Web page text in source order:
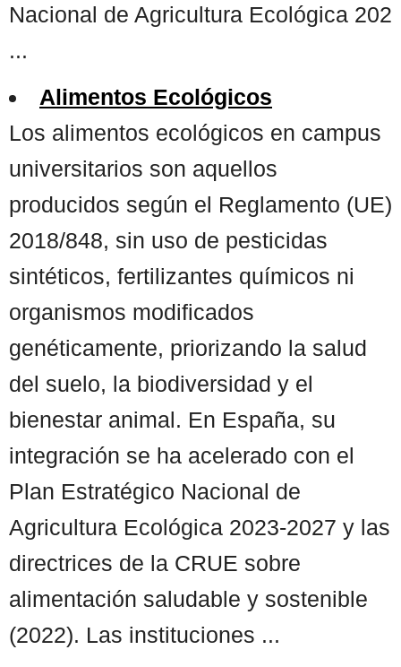
Nacional de Agricultura Ecológica 202
...
Alimentos Ecológicos
Los alimentos ecológicos en campus
universitarios son aquellos
producidos según el Reglamento (UE)
2018/848, sin uso de pesticidas
sintéticos, fertilizantes químicos ni
organismos modificados
genéticamente, priorizando la salud
del suelo, la biodiversidad y el
bienestar animal. En España, su
integración se ha acelerado con el
Plan Estratégico Nacional de
Agricultura Ecológica 2023-2027 y las
directrices de la CRUE sobre
alimentación saludable y sostenible
(2022). Las instituciones ...